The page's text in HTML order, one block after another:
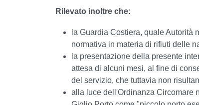
Rilevato inoltre che:
la Guardia Costiera, quale
normativa in materia di rifiuti delle
la presentazione della presente
attesa di alcuni mesi, al fine di
del servizio, che tuttavia non
alla luce dell'Ordinanza Circomare